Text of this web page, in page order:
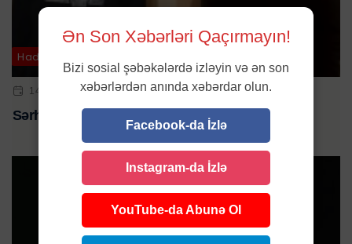
Hadisə
14 MAY 2025 | 11:45
Sərhədi pozan əcnəbilər SAXLANILDI
Ən Son Xəbərləri Qaçırmayın!
Bizi sosial şəbəkələrdə izləyin və ən son
xəbərlərdən anında xəbərdar olun.
Facebook-da İzlə
Instagram-da İzlə
YouTube-da Abunə Ol